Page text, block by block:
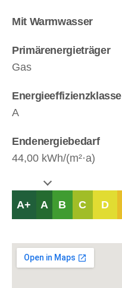
Mit Warmwasser
Primärenergieträger
Gas
Energieeffizienzklasse
A
Endenergiebedarf
44,00 kWh/(m²·a)
A+ A B C D